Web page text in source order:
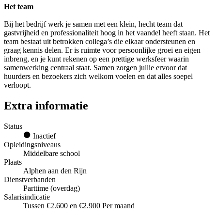
Het team
Bij het bedrijf werk je samen met een klein, hecht team dat
gastvrijheid en professionaliteit hoog in het vaandel heeft staan. Het
team bestaat uit betrokken collega’s die elkaar ondersteunen en
graag kennis delen. Er is ruimte voor persoonlijke groei en eigen
inbreng, en je kunt rekenen op een prettige werksfeer waarin
samenwerking centraal staat. Samen zorgen jullie ervoor dat
huurders en bezoekers zich welkom voelen en dat alles soepel
verloopt.
Extra informatie
Status
Inactief
Opleidingsniveaus
Middelbare school
Plaats
Alphen aan den Rijn
Dienstverbanden
Parttime (overdag)
Salarisindicatie
Tussen €2.600 en €2.900 Per maand